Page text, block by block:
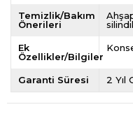
Temizlik/Bakım
Önerileri
Ek
Özellikler/Bilgiler
Garanti Süresi 2 Yıl